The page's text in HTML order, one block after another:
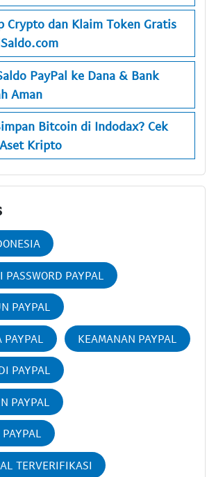
Crypto dan Klaim Token Gratis
PayPal ke Dana & Bank
Aman
Bitcoin di Indodax? Cek
Kripto
PASSWORD PAYPAL
PAYPAL
KEAMANAN PAYPAL
PAYPAL
PAYPAL
TERVERIFIKASI